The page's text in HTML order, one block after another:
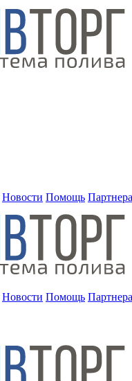
Новости Помощь
Новости Помощь